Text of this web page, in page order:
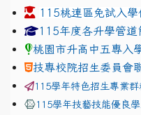
115桃連區免試入學
link to https://
115年度各升學管道
桃園市升高中五專入
技專校院招生委員會
115學年特色招生專業
115學年技藝技能優良